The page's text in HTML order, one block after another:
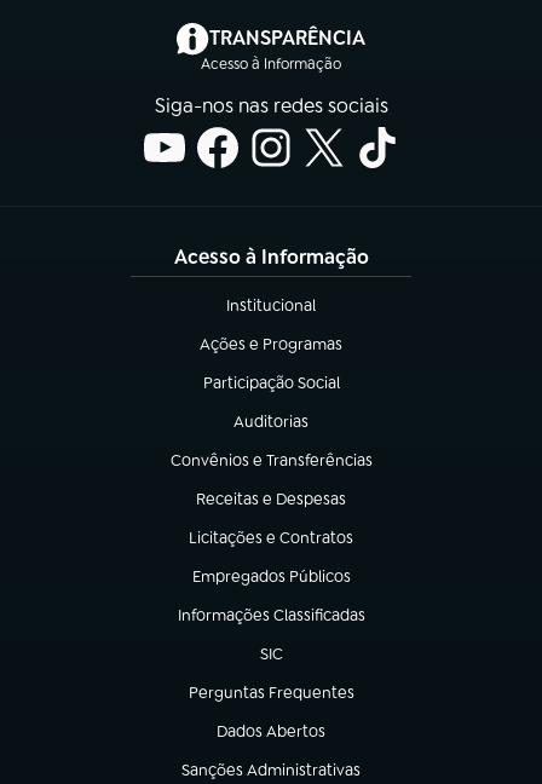
TRANSPARÊNCIA
Acesso à Informação
(abre em nova aba)
Siga-nos nas redes sociais
Acesso à Informação
Institucional
(abre em nova aba)
Ações e Programas
(abre em nova aba)
Participação Social
(abre em nova aba)
Auditorias
(abre em nova aba)
Convênios e Transferências
(abre em nova aba)
Receitas e Despesas
(abre em nova aba)
Licitações e Contratos
(abre em nova aba)
Empregados Públicos
(abre em nova aba)
Informações Classificadas
(abre em nova aba)
SIC
(abre em nova aba)
Perguntas Frequentes
(abre em nova aba)
Dados Abertos
(abre em nova aba)
Sanções Administrativas
(abre em nova aba)